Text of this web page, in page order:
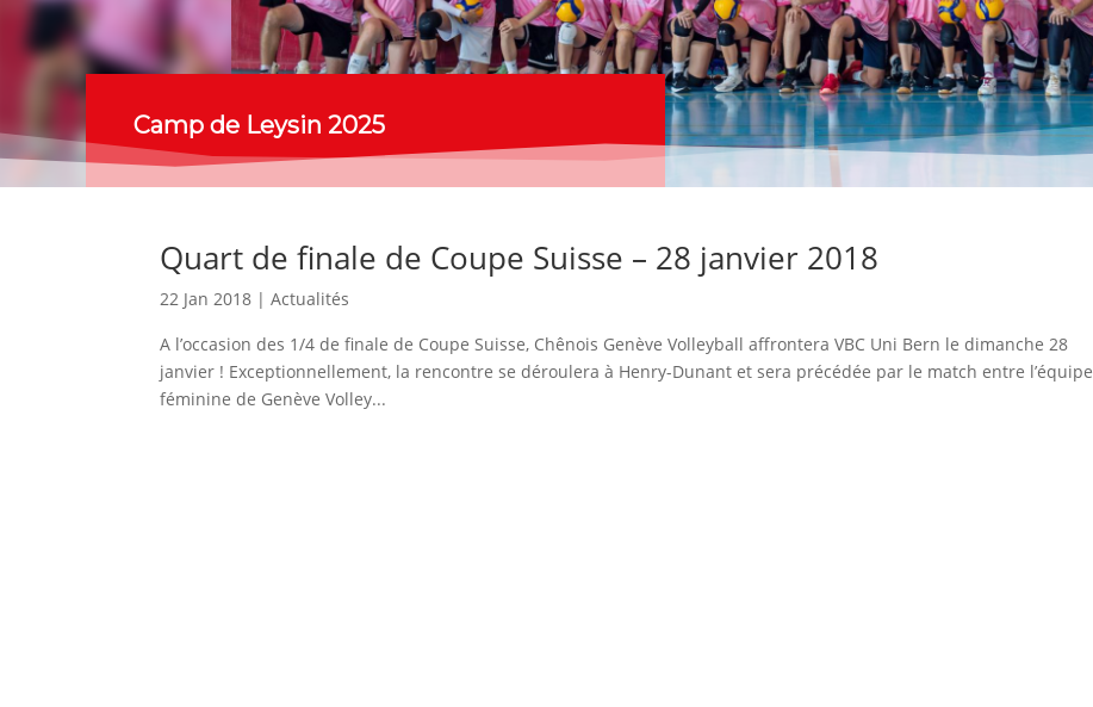
Camp de Leysin 2025
Quart de finale de Coupe Suisse – 28 janvier 2018
22 Jan 2018 |Actualités
A l’occasion des 1/4 de finale de Coupe Suisse, Chênois Genève Volleyball affrontera VBC Uni Bern le dimanche 28
janvier ! Exceptionnellement, la rencontre se déroulera à Henry-Dunant et sera précédée par le match entre l’équipe
féminine de Genève Volley...